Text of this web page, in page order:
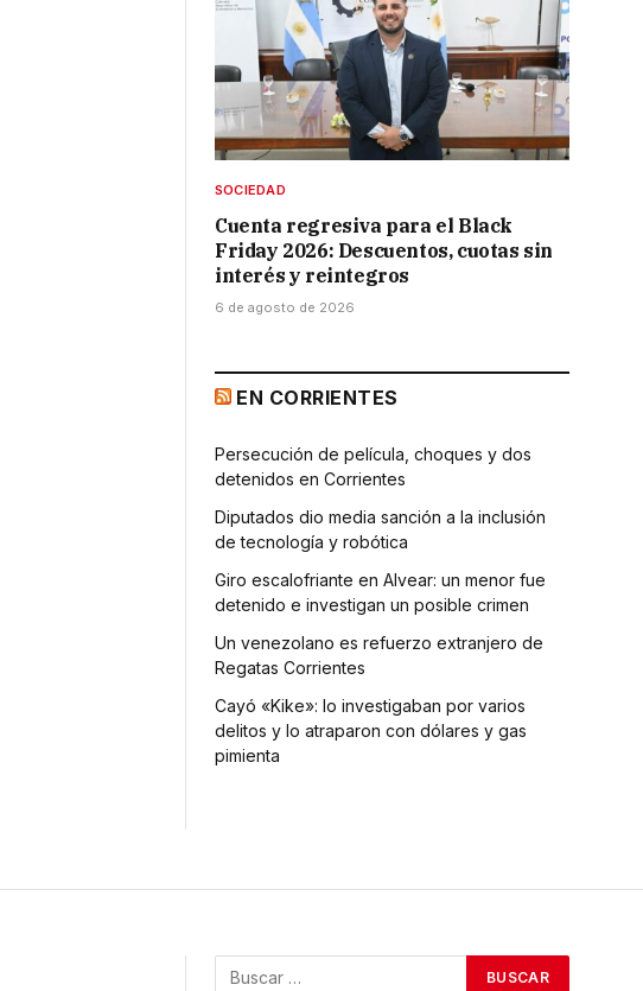
SOCIEDAD
Cuenta regresiva para el Black
Friday 2026: Descuentos, cuotas sin
interés y reintegros
6 de agosto de 2026
EN CORRIENTES
Persecución de película, choques y dos
detenidos en Corrientes
Diputados dio media sanción a la inclusión
de tecnología y robótica
Giro escalofriante en Alvear: un menor fue
detenido e investigan un posible crimen
Un venezolano es refuerzo extranjero de
Regatas Corrientes
Cayó «Kike»: lo investigaban por varios
delitos y lo atraparon con dólares y gas
pimienta